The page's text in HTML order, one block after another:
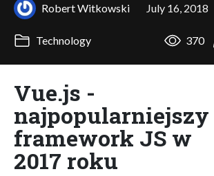
Robert Witkowski July 16, 2018
Technology 370
Vue.js -
najpopularniejszy
framework JS w
2017 roku